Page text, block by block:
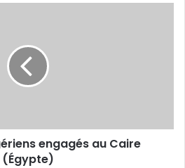
engagés au Caire
(Égypte)